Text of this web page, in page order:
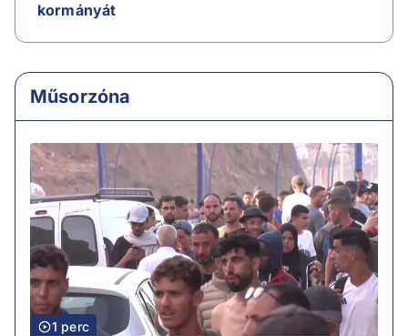
kormányát
Műsorzóna
1 perc